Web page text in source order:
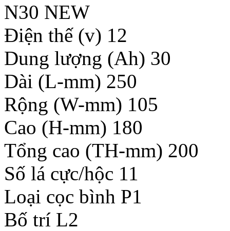
N30 NEW
Điện thế (v) 12
Dung lượng (Ah) 30
Dài (L-mm) 250
Rộng (W-mm) 105
Cao (H-mm) 180
Tổng cao (TH-mm) 200
Số lá cực/hộc 11
Loại cọc bình P1
Bố trí L2